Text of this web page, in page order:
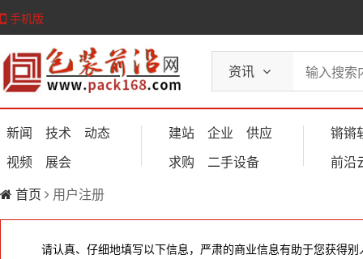
手机版
资讯
新闻 技术
动态
视频
展会
建站 企业
供应
求购
二手设备
锵锵
前沿
首页
用户注册
请认真、仔细地填写以下信息，严肃的商业信息有助于您获得